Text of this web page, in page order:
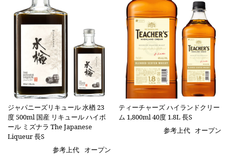
ジャパニーズリキュール 水楢 23
度 500ml 国産 リキュール ハイボ
ール ミズナラ The Japanese
Liqueur 長S
参考上代
オープン
ティーチャーズ ハイランドクリー
ム 1,800ml 40度 1.8L 長S
参考上代 オープン